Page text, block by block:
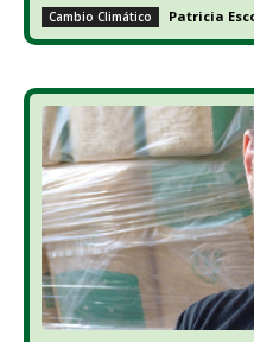
Cambio Climático Patricia